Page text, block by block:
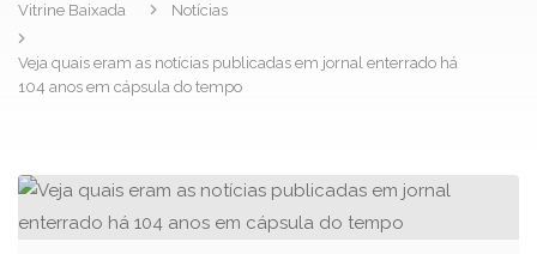
Vitrine Baixada Notícias
Veja quais eram as notícias publicadas em jornal enterrado há
104 anos em cápsula do tempo